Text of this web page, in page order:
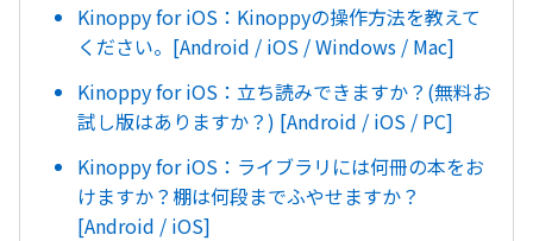
Kinoppy for iOS：Kinoppyの操作方法を教えて
ください。[Android / iOS / Windows / Mac]
Kinoppy for iOS：立ち読みできますか？(無料お
試し版はありますか？) [Android / iOS / PC]
Kinoppy for iOS：ライブラリには何冊の本をお
けますか？棚は何段までふやせますか？
[Android / iOS]